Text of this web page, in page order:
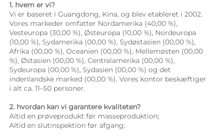
1. hvem er vi?
Vi er baseret i Guangdong, Kina, og blev etableret i 2002.
Vores markeder omfatter Nordamerika (40,00 %),
Vesteuropa (30,00 %), Østeuropa (10,00 %), Nordeuropa
(10,00 %), Sydamerika (00,00 %), Sydøstasien (00,00 %),
Afrika (00,00 %), Oceanien (00,00 %), Mellemøsten (00,00
%), Østasien (00,00 %), Centralamerika (00,00 %),
Sydeuropa (00,00 %), Sydasien (00,00 %) og det
indenlandske marked (00,00 %). Vores kontor beskæftiger
i alt ca. 11–50 personer.
2. hvordan kan vi garantere kvaliteten?
Altid en prøveprodukt før masseproduktion;
Altid en slutinspektion før afgang;